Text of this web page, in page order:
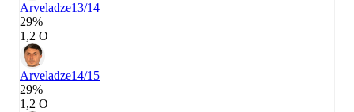
Arveladze13/14
29%
1,2 О
Arveladze14/15
29%
1,2 О